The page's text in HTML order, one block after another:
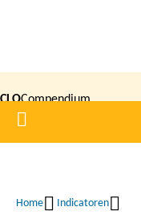
inhoud
gaan
CLOCompendium
voor de
Home
Home Indicatoren